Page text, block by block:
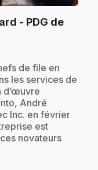
- PDG de
de file en
les services de
d’œuvre
André
Inc. en février
est
novateurs